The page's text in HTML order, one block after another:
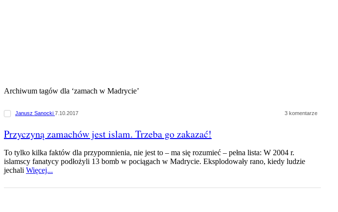
Archiwum tagów dla ‘zamach w Madrycie’
Janusz Sanocki 7.10.2017 3 komentarze
Przyczyną zamachów jest islam. Trzeba go zakazać!
To tylko kilka faktów dla przypomnienia, nie jest to – ma się rozumieć – pełna lista: W 2004 r.
islamscy fanatycy podłożyli 13 bomb w pociągach w Madrycie. Eksplodowały rano, kiedy ludzie
jechali Więcej...